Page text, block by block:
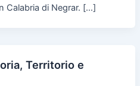
Calabria di Negrar. […]
Territorio e